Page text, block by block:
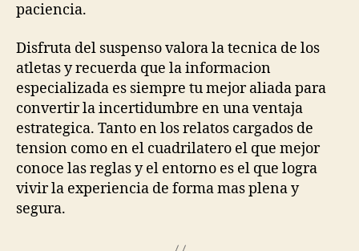
paciencia.
Disfruta del suspenso valora la tecnica de los
atletas y recuerda que la informacion
especializada es siempre tu mejor aliada para
convertir la incertidumbre en una ventaja
estrategica. Tanto en los relatos cargados de
tension como en el cuadrilatero el que mejor
conoce las reglas y el entorno es el que logra
vivir la experiencia de forma mas plena y
segura.